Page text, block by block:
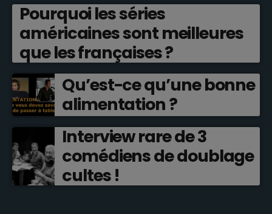
Pourquoi les séries
américaines sont meilleures
que les françaises ?
Qu’est-ce qu’une bonne
alimentation ?
Interview rare de 3
comédiens de doublage
cultes !